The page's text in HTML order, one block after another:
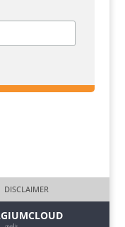
DISCLAIMER